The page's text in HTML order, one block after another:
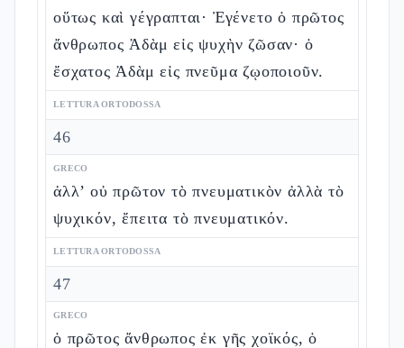
οὕτως καὶ γέγραπται· Ἐγένετο ὁ πρῶτος
ἄνθρωπος Ἀδὰμ εἰς ψυχὴν ζῶσαν· ὁ
ἔσχατος Ἀδὰμ εἰς πνεῦμα ζῳοποιοῦν.
LETTURA ORTODOSSA
46
GRECO
ἀλλ’ οὐ πρῶτον τὸ πνευματικὸν ἀλλὰ τὸ
ψυχικόν, ἔπειτα τὸ πνευματικόν.
LETTURA ORTODOSSA
47
GRECO
ὁ πρῶτος ἄνθρωπος ἐκ γῆς χοϊκός, ὁ